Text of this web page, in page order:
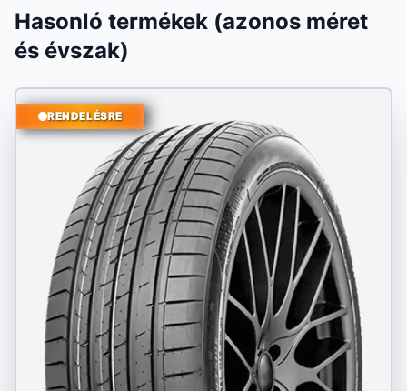
Hasonló termékek (azonos méret
és évszak)
RENDELÉSRE